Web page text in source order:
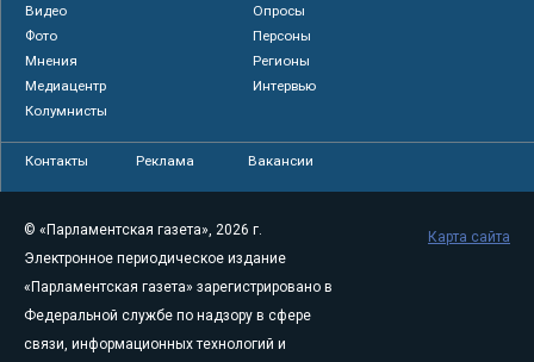
Видео
Опросы
Фото
Персоны
Мнения
Регионы
Медиацентр
Интервью
Колумнисты
Контакты Реклама Вакансии
© «Парламентская газета», 2026 г.
Электронное периодическое издание
«Парламентская газета» зарегистрировано в
Федеральной службе по надзору в сфере
связи, информационных технологий и
Карта сайта